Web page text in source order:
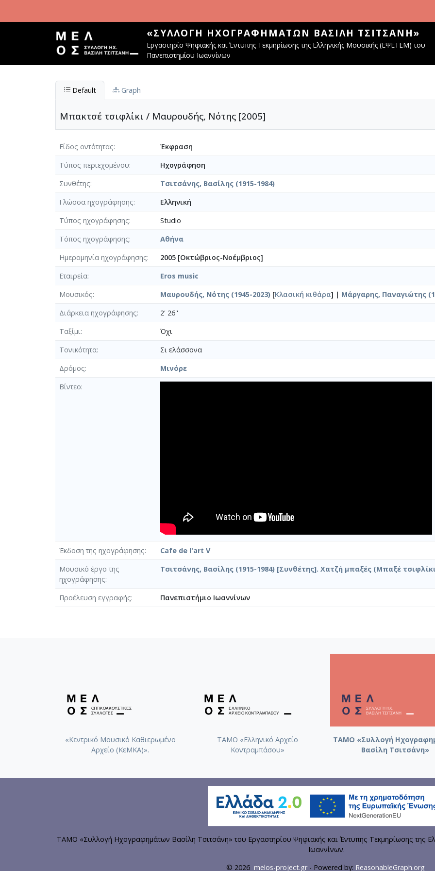
«ΣΥΛΛΟΓΉ ΗΧΟΓΡΑΦΗΜΆΤΩΝ ΒΑΣΊΛΗ ΤΣΙΤΣΆΝΗ»
Εργαστηρίο Ψηφιακής και Έντυπης Τεκμηρίωσης της Ελληνικής Μουσικής (ΕΨΕΤΕΜ) του
Πανεπιστημίου Ιωαννίνων
Default Graph
Μπακτσέ τσιφλίκι / Μαυρουδής, Νότης [2005]
Είδος οντότητας
Έκφραση
Τύπος περιεχομένου
Ηχογράφηση
Συνθέτης
Τσιτσάνης, Βασίλης (1915-1984)
Γλώσσα ηχογράφησης
Ελληνική
Τύπος ηχογράφησης
Studio
Τόπος ηχογράφησης
Αθήνα
Ημερομηνία ηχογράφησης
2005 [Οκτώβριος-Νοέμβριος]
Εταιρεία
Eros music
Μουσικός
Μαυρουδής, Νότης (1945-2023) [Κλασική κιθάρα] | Μάργαρης, Παναγιώτης
Διάρκεια ηχογράφησης
2' 26''
Ταξίμι
Όχι
Τονικότητα
Σι ελάσσονα
Δρόμος
Μινόρε
Βίντεο
Έκδοση της ηχογράφησης
Cafe de l'art V
Μουσικό έργο της
ηχογράφησης
Τσιτσάνης, Βασίλης (1915-1984) [Συνθέτης]. Χατζή μπαξές (Μπαξέ
Προέλευση εγγραφής Πανεπιστήμιο Ιωαννίνων
«Κεντρικό Μουσικό Καθιερωμένο
Αρχείο (ΚεΜΚΑ)».
ΤΑΜΟ «Ελληνικό Αρχείο
Κοντραμπάσου»
ΤΑΜΟ «Συλλογή
Βασίλη Τσιτσάνη»
ΤΑΜΟ «Συλλογή Ηχογραφημάτων Βασίλη Τσιτσάνη» του Εργαστηρίου Ψηφιακής και Έντυπης Τεκμηρίωσης της
Ιωαννίνων.
© 2026 melos-project.gr- Powered by: ReasonableGraph.org